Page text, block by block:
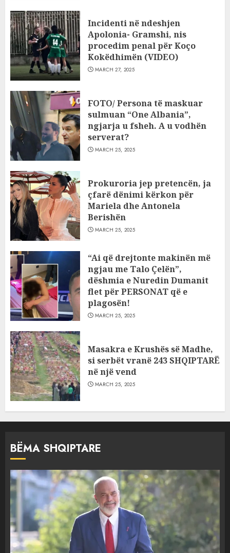
Incidenti në ndeshjen
Apolonia- Gramshi, nis
procedim penal për Koço
Kokëdhimën (VIDEO)
MARCH 27, 2025
FOTO/ Persona të maskuar
sulmuan “One Albania”,
ngjarja u fsheh. A u vodhën
serverat?
MARCH 25, 2025
Prokuroria jep pretencën, ja
çfarë dënimi kërkon për
Mariela dhe Antonela
Berishën
MARCH 25, 2025
“Ai që drejtonte makinën më
ngjau me Talo Çelën”,
dëshmia e Nuredin Dumanit
flet për PERSONAT që e
plagosën!
MARCH 25, 2025
Masakra e Krushës së Madhe,
si serbët vranë 243 SHQIPTARË
në një vend
MARCH 25, 2025
BËMA SHQIPTARE